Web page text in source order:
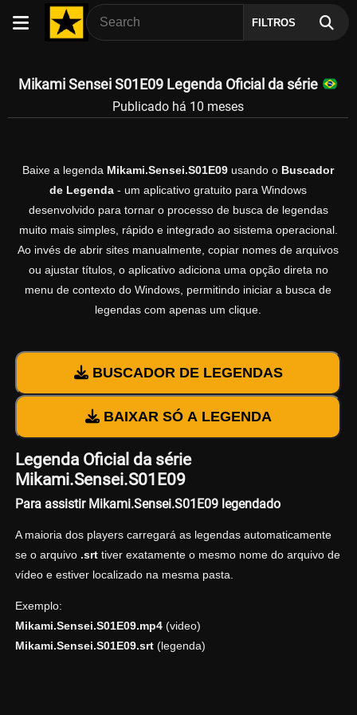
FILTROS
Mikami Sensei S01E09 Legenda Oficial da série
Publicado há 10 meses
Baixe a legenda Mikami.Sensei.S01E09 usando o Buscador
de Legenda - um aplicativo gratuito para Windows
desenvolvido para tornar o processo de busca de legendas
muito mais simples, rápido e integrado ao sistema operacional.
Ao invés de abrir sites manualmente, copiar nomes de arquivos
ou ajustar títulos, o aplicativo adiciona uma opção direta no
menu de contexto do Windows, permitindo iniciar a busca de
legendas com apenas um clique.
BUSCADOR DE LEGENDAS
BAIXAR SÓ A LEGENDA
Legenda Oficial da série
Mikami.Sensei.S01E09
Para assistir Mikami.Sensei.S01E09 legendado
A maioria dos players carregará as legendas automaticamente
se o arquivo .srttiver exatamente o mesmo nome do arquivo de
vídeo e estiver localizado na mesma pasta.
Exemplo:
Mikami.Sensei.S01E09.mp4(video)
Mikami.Sensei.S01E09.srt(legenda)